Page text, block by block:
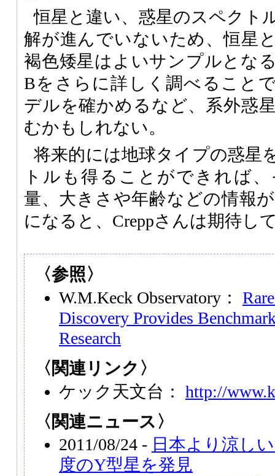
恒星と違い、惑星のスペクト
解が進んでいないため、恒星
褐色矮星はよいサンプルとな
Bをさらに詳しく調べること
デルを確かめるなど、系外惑
むかもしれない。
将来的には地球タイプの惑星
トルも得ることができれば
量、大きさや年齢などの情報
になると、Creppさんは期待し
〈参照〉
W.M.Keck Observatory：
Discovery Provides
Research
〈関連リンク〉
ケック天文台： http://
〈関連ニュース〉
2011/08/24 - 日本より涼し
度のY型星を発見